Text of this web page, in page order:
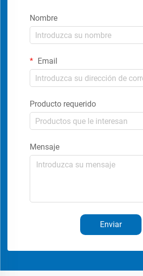
Nombre
Email
Producto requerido
Mensaje
Enviar